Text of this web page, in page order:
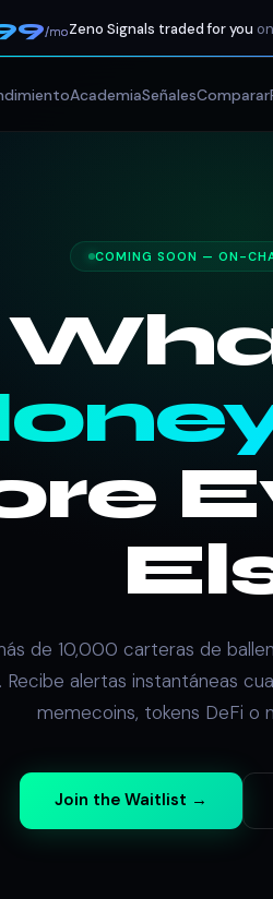
/moZeno Signals traded for you
AcademiaSeñalesComparar
COMING SOON — ON-
de 10,000 carteras de
Recibe alertas instantáneas
memecoins, tokens DeFi o
Join the Waitlist →